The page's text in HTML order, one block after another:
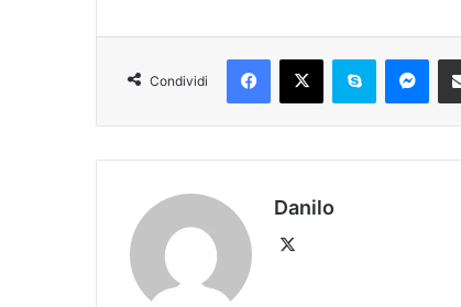
Condividi
Danilo